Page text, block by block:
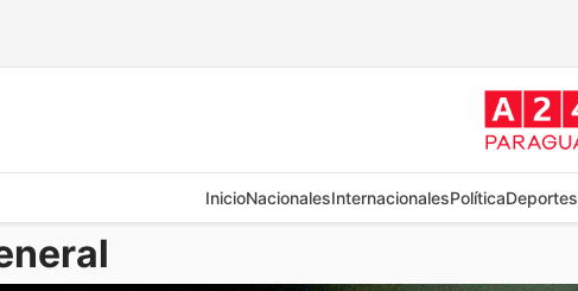
InicioNacionalesInternacionalesPolíticaDeportes